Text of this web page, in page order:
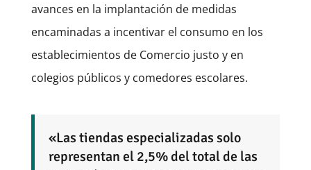
avances en la implantación de medidas
encaminadas a incentivar el consumo en los
establecimientos de Comercio justo y en
colegios públicos y comedores escolares.
«Las tiendas especializadas solo
representan el 2,5% del total de las